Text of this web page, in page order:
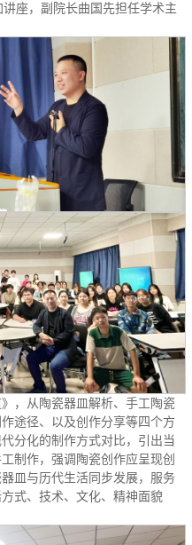
座，副院长曲国先担任学术主
，从陶瓷器皿解析、手工陶瓷
途径、以及创作分享等四个方
分化的制作方式对比，引出当
制作，强调陶瓷创作应呈现创
皿与历代生活同步发展，服务
式、技术、文化、精神面貌